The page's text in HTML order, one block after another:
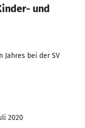
und
Jahres bei der SV
2020